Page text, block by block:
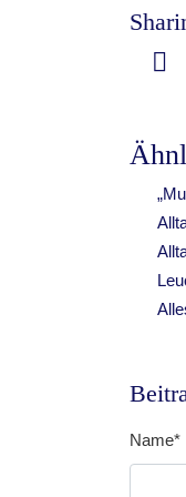
Vorname
Name